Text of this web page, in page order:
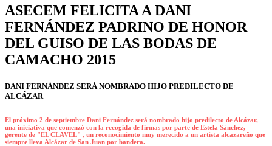
ASECEM FELICITA A DANI
FERNÁNDEZ PADRINO DE HONOR
DEL GUISO DE LAS BODAS DE
CAMACHO 2015
DANI FERNÁNDEZ SERÁ NOMBRADO HIJO PREDILECTO DE
ALCÁZAR
El próximo 2 de septiembre Dani Fernández será nombrado hijo predilecto de Alcázar,
una iniciativa que comenzó con la recogida de firmas por parte de Estela Sánchez,
gerente de "EL CLAVEL" , un reconocimiento muy merecido a un artista alcazareño que
siempre lleva Alcázar de San Juan por bandera.